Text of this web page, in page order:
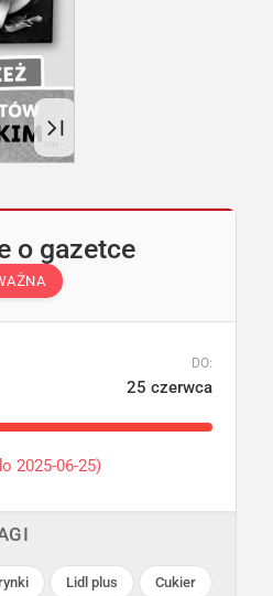
o gazetce
DO:
25 czerwca
2025-06-25)
Lidl plus Cukier